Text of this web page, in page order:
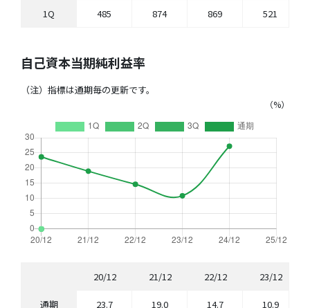
1Q 485 874 869 521
自己資本当期純利益率
（注）指標は通期毎の更新です。
（%）
通期
20/12
23.7
21/12
19.0
22/12
14.7
23/12
10.9